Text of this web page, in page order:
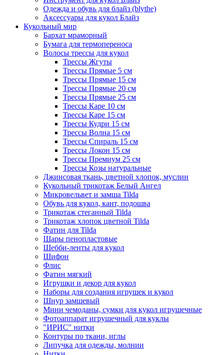
Одежда и обувь для блайз (blythe)
Аксессуары для кукол Блайз
Кукольный мир
Бархат мраморный
Бумага для термопереноса
Волосы трессы для кукол
Трессы Жгуты
Трессы Прямые 5 см
Трессы Прямые 15 см
Трессы Прямые 20 см
Трессы Прямые 25 см
Трессы Каре 10 см
Трессы Каре 15 см
Трессы Кудри 15 см
Трессы Волна 15 см
Трессы Спираль 15 см
Трессы Локон 15 см
Трессы Премиум 25 см
Трессы Козы натуральные
Джинсовая ткань, цветной хлопок, муслин
Кукольный трикотаж Белый Ангел
Микровельвет и замша Tilda
Обувь для кукол, кант, подошва
Трикотаж стеганный Tilda
Трикотаж хлопок цветной Tilda
Фатин для Tilda
Шары пенопластовые
Шебби-ленты для кукол
Шифон
Флис
Фатин мягкий
Игрушки и декор для кукол
Наборы для создания игрушек и кукол
Шнур замшевый
Мини чемоданы, сумки для кукол игрушечные
Фотоаппарат игрушечный для куклы
"ИРИС" нитки
Контуры по ткани, иглы
Липучка для одежды, молнии